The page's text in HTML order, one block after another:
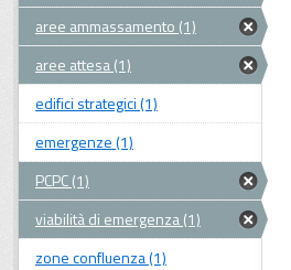
aree ammassamento (1)
aree attesa (1)
edifici strategici (1)
emergenze (1)
PCPC (1)
viabilità di emergenza (1)
zone confluenza (1)